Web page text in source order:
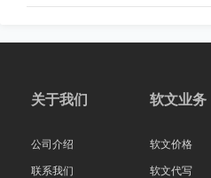
关于我们
公司介绍
联系我们
软文业务
软文价格
软文代写